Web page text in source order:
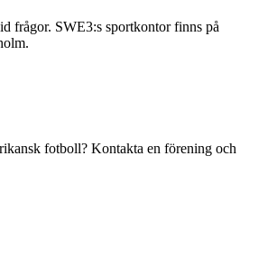
frågor. SWE3:s sportkontor finns på
fotboll? Kontakta en förening och